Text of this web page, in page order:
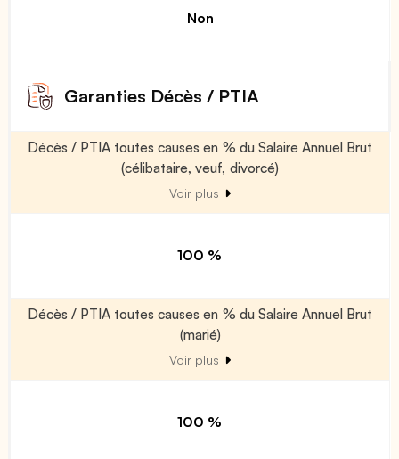
Non
Garanties Décès / PTIA
Décès / PTIA toutes causes en % du Salaire Annuel Brut
(célibataire, veuf, divorcé)
Voir plus
100 %
Décès / PTIA toutes causes en % du Salaire Annuel Brut
(marié)
Voir plus
100 %